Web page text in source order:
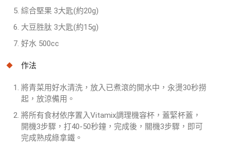
綜合堅果 3大匙(約20g)
大豆胜肽 3大匙(約15g)
好水 500cc
作法
將青菜用好水清洗，放入已煮滾的開水中，汆燙30秒撈
起，放涼備用。
將所有食材依序置入Vitamix調理機容杯，蓋緊杯蓋，
開機3步驟，打40-50秒鐘，完成後，關機3步驟，即可
完成熟成綠拿鐵。